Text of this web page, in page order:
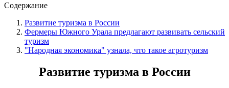
Содержание
Развитие туризма в России
Фермеры Южного Урала предлагают развивать сельский
туризм
"Народная экономика" узнала, что такое агротуризм
Развитие туризма в России